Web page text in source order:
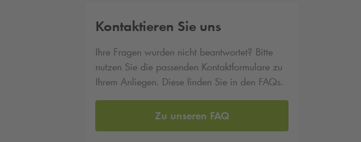
Kontaktieren Sie uns
Ihre Fragen wurden nicht beantwortet? Bitte
nutzen Sie die passenden Kontaktformulare zu
Ihrem Anliegen. Diese finden Sie in den FAQs.
Zu unseren FAQ